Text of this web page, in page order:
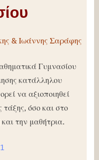
& Ιωάννης Σαράφης
Γυμνασίου
κατάλληλου
να αξιοποιηθεί
τάξης, όσο και στο
την μαθήτρια.